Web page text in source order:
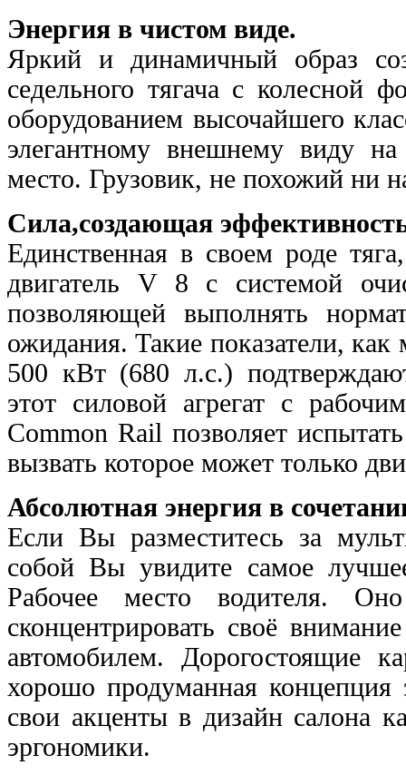
Энергия в чистом виде.
Яркий и динамичный образ
седельного тягача с колесной
оборудованием высочайшего
элегантному внешнему виду
место. Грузовик, не похожий ни
Сила,создающая
Единственная в своем роде
двигатель V 8 с системой
позволяющей выполнять
ожидания. Такие показатели,
500 кВт (680 л.с.)
этот силовой агрегат с
Common Rail позволяет
вызвать которое может только
Абсолютная энергия в
Если Вы разместитесь за
собой Вы увидите самое
Рабочее место водителя.
сконцентрировать своё
автомобилем. Дорогостоящие
хорошо продуманнаяконцепция
свои акценты в дизайн салона
эргономики.